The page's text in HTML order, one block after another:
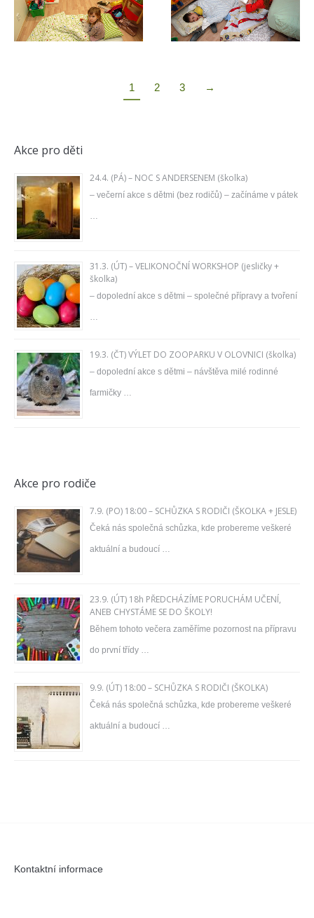
1 2 3 →
Akce pro děti
24.4. (PÁ) – NOC S ANDERSENEM (školka)
– večerní akce s dětmi (bez rodičů) – začínáme v pátek
…
31.3. (ÚT) – VELIKONOČNÍ WORKSHOP (jesličky +
školka)
– dopolední akce s dětmi – společné přípravy a tvoření
…
19.3. (ČT) VÝLET DO ZOOPARKU V OLOVNICI (školka)
– dopolední akce s dětmi – návštěva milé rodinné
farmičky …
Akce pro rodiče
7.9. (PO) 18:00 – SCHŮZKA S RODIČI (ŠKOLKA + JESLE)
Čeká nás společná schůzka, kde probereme veškeré
aktuální a budoucí …
23.9. (ÚT) 18h PŘEDCHÁZÍME PORUCHÁM UČENÍ,
ANEB CHYSTÁME SE DO ŠKOLY!
Během tohoto večera zaměříme pozornost na přípravu
do první třídy …
9.9. (ÚT) 18:00 – SCHŮZKA S RODIČI (ŠKOLKA)
Čeká nás společná schůzka, kde probereme veškeré
aktuální a budoucí …
Kontaktní informace